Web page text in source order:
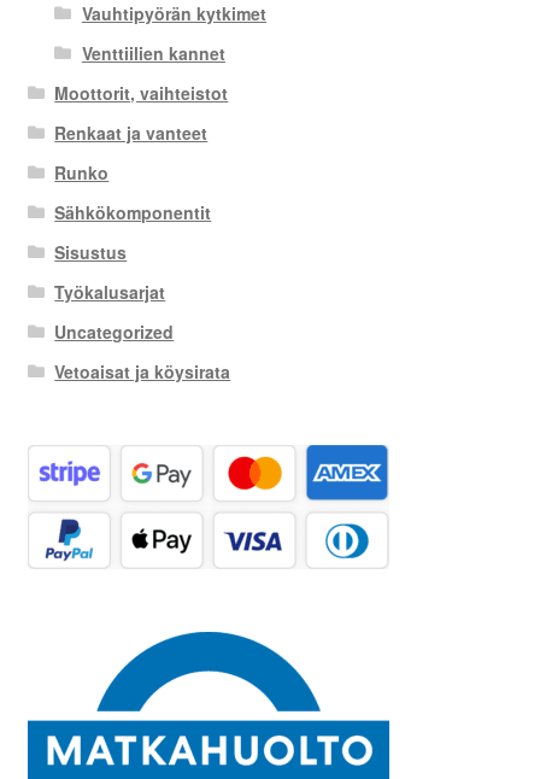
Vauhtipyörän kytkimet
Venttiilien kannet
Moottorit, vaihteistot
Renkaat ja vanteet
Runko
Sähkökomponentit
Sisustus
Työkalusarjat
Uncategorized
Vetoaisat ja köysirata